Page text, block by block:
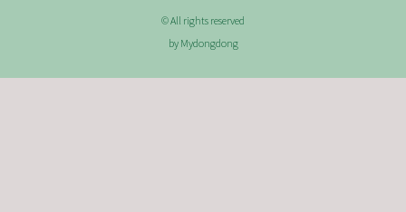
© All rights reserved
by Mydongdong